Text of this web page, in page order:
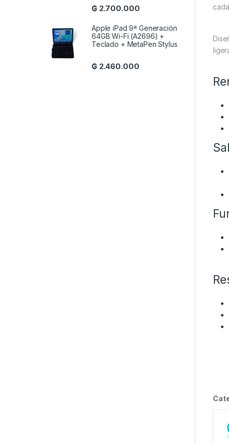
₲2.700.000
Apple iPad 9ª Generación
64GB Wi-Fi (A2696) +
Teclado + MetaPen Stylus
₲2.460.000